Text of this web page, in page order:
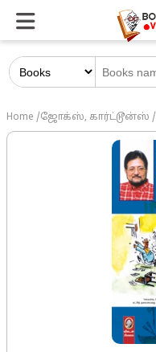
Home /ஜோக்ஸ், கார்ட்டூன்ஸ் /